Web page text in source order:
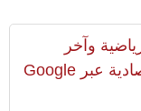
وآخر
المستجدات السياسية والإقتصادية عبر Google